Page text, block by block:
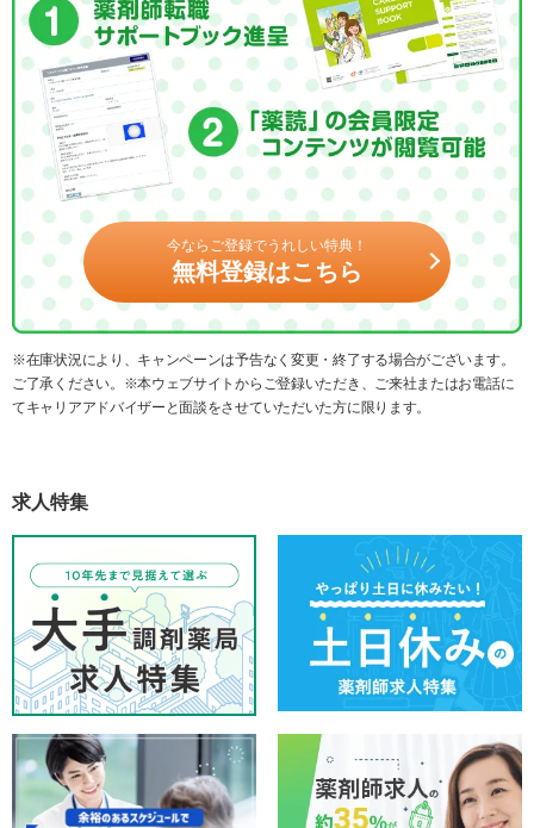
今ならご登録でうれしい特典！
無料登録はこちら
※在庫状況により、キャンペーンは予告なく変更・終了する場合がございます。
ご了承ください。※本ウェブサイトからご登録いただき、ご来社またはお電話に
てキャリアアドバイザーと面談をさせていただいた方に限ります。
求人特集